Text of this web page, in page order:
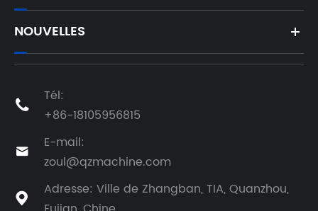
NOUVELLES

Tél:
+86-18105956815

E-mail:
zoul@qzmachine.com

Adresse: Ville de Zhangban, TIA, Quanzhou,